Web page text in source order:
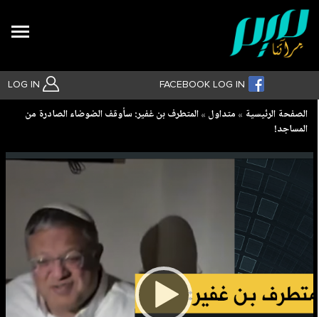
LOG IN FACEBOOK LOG IN
بحث متقدم
Breadcrumb
الصفحة الرئيسية متداول
المتطرف بن غفير: سأوقف الضوضاء الصادرة من
المساجد!